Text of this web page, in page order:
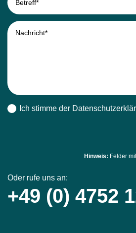
Ich stimme der
Hinweis: Felder
Oder rufe uns an:
+49 (0) 4752